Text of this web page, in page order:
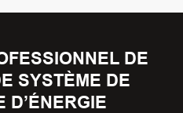
DE
SYSTÈME DE
D’ÉNERGIE